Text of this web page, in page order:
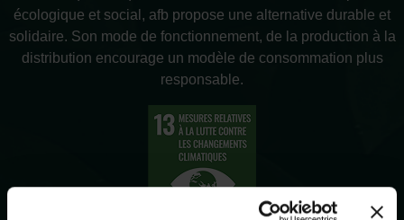
écologique et social, afb propose une alternative durable et
solidaire. Son mode de fonctionnement, de la production à la
distribution encourage un modèle de consommation plus
responsable.